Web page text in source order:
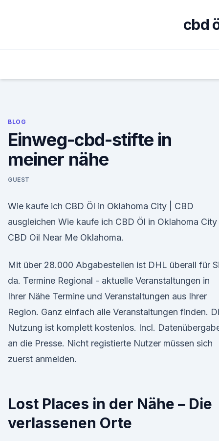
cbd
BLOG
Einweg-cbd-stifte in
meiner nähe
GUEST
Wie kaufe ich CBD Öl in Oklahoma City | CBD
ausgleichen Wie kaufe ich CBD Öl in Oklahoma City
CBD Oil Near Me Oklahoma.
Mit über 28.000 Abgabestellen ist DHL überall für
da. Termine Regional - aktuelle Veranstaltungen in
Ihrer Nähe Termine und Veranstaltungen aus Ihrer
Region. Ganz einfach alle Veranstaltungen finden.
Nutzung ist komplett kostenlos. Incl.
an die Presse. Nicht registierte Nutzer müssen sich
zuerst anmelden.
Lost Places in der Nähe – Die
verlassenen Orte